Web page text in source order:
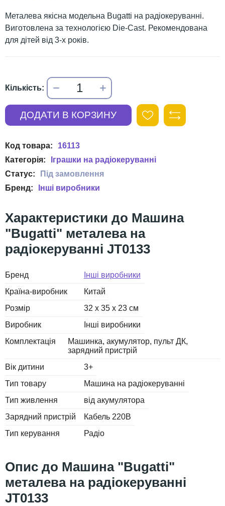
Металева якісна модельна Bugatti на радіокеруванні.
Виготовлена за технологією Die-Cast. Рекомендована
для дітей від 3-х років.
16113
Іграшки на радіокеруванні
Інші виробники
Машина
"Bugatti" металева на
радіокеруванні JT0133
Бренд
Інші виробники
Країна-виробник
Китай
Розмір
32 х 35 х 23 см
Виробник
Інші виробники
Комплектація
Машинка, акумулятор, пульт ДК,
зарядний пристрій
Вік дитини
3+
Тип товару
Машина на радіокеруванні
Тип живлення
від акумулятора
Зарядний пристрій
Кабель 220В
Тип керування
Радіо
Машина "Bugatti"
металева на радіокеруванні
JT0133